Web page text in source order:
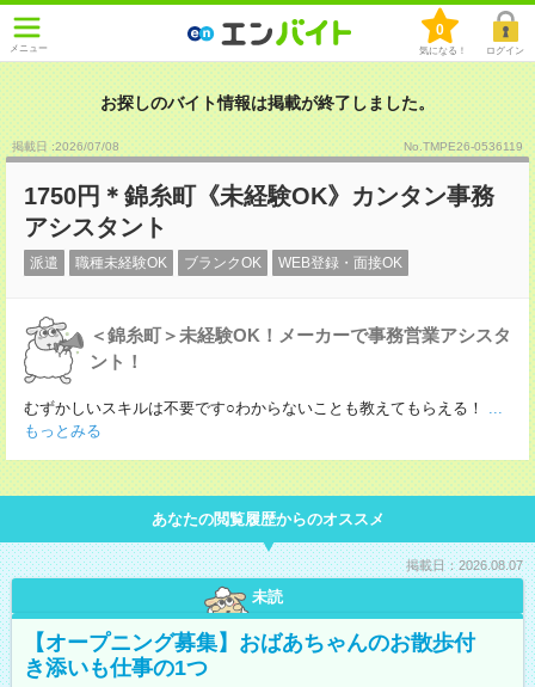
メニュー
0
気になる！ ログイン
お探しのバイト情報は掲載が終了しました。
掲載日 :2026/07/08 No.TMPE26-0536119
1750円＊錦糸町《未経験OK》カンタン事務
アシスタント
派遣 職種未経験OK ブランクOK WEB登録・面接OK
＜錦糸町＞未経験OK！メーカーで事務営業アシスタ
ント！
むずかしいスキルは不要です○わからないことも教えてもらえる！
...
もっとみる
あなたの閲覧履歴からのオススメ
掲載日：2026.08.07
未読
【オープニング募集】おばあちゃんのお散歩付
き添いも仕事の1つ